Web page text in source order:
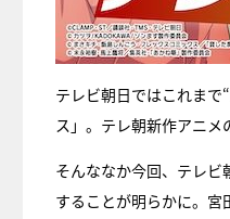
テレビ朝日ではこれまで
ス」。テレ朝新作アニメ
そんななか今回、テレ
することが明らかに。宮